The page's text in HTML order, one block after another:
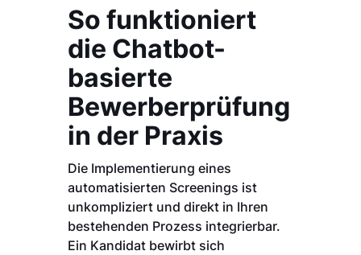
So funktioniert
die Chatbot-
basierte
Bewerberprüfung
in der Praxis
Die Implementierung eines
automatisierten Screenings ist
unkompliziert und direkt in Ihren
bestehenden Prozess integrierbar.
Ein Kandidat bewirbt sich